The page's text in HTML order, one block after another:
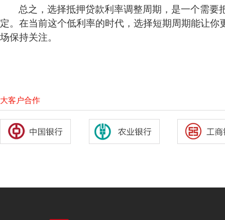
总之，选择抵押贷款利率调整周期，是一个需
定。在当前这个低利率的时代，选择短期周期能让
场保持关注。
大客户合作